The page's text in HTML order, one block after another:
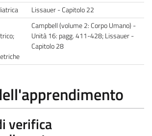
Lissauer - Capitolo 22
Campbell (volume 2: Corpo Umano) -
Unità 16: pagg. 411-428; Lissauer -
Capitolo 28
verifica